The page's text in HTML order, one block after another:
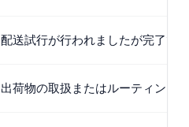
配送試行が行われましたが完了で
出荷物の取扱またはルーティング